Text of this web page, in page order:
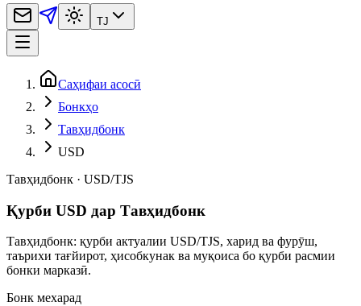
TJ
Саҳифаи асосӣ
Бонкҳо
Тавҳидбонк
USD
Тавҳидбонк · USD/TJS
Қурби USD дар Тавҳидбонк
Тавҳидбонк: қурби актуалии USD/TJS, харид ва фурӯш,
таърихи тағйирот, ҳисобкунак ва муқоиса бо қурби расмии
бонки марказӣ.
Бонк мехарад